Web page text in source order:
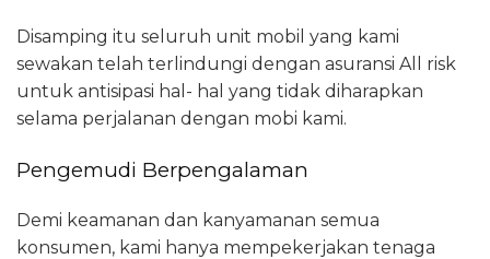
Disamping itu seluruh unit mobil yang kami
sewakan telah terlindungi dengan asuransi All risk
untuk antisipasi hal- hal yang tidak diharapkan
selama perjalanan dengan mobi kami.
Pengemudi Berpengalaman
Demi keamanan dan kanyamanan semua
konsumen, kami hanya mempekerjakan tenaga